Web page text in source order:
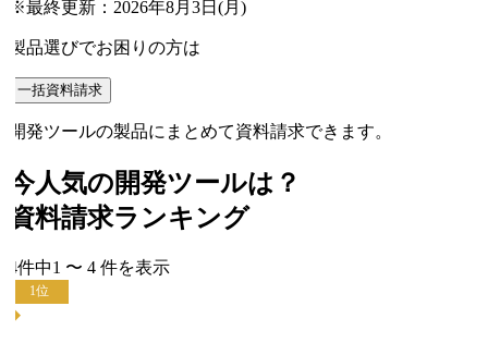
最終更新： 2026年8月3日(月)
品選びでお困りの方は
一括資料請求
発ツールの製品にまとめて資料請求できます。
人気の開発ツールは？
料請求ランキング
件中1〜4件を表示
位